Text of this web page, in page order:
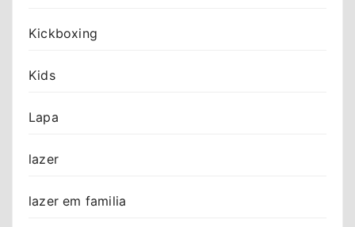
Kickboxing
Kids
Lapa
lazer
lazer em familia